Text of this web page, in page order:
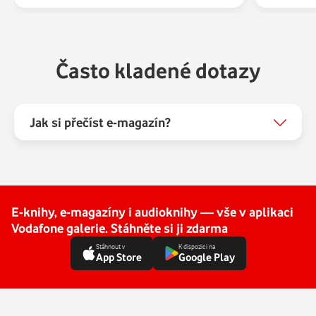
Často kladené dotazy
Jak si přečíst e-magazín?
E-knihy, e-magazíny i audioknihy — vše v aplikaci
Vodafone galerie. Stáhněte si ji zdarma
Stáhnout v
App Store
K dispozici na
Google Play